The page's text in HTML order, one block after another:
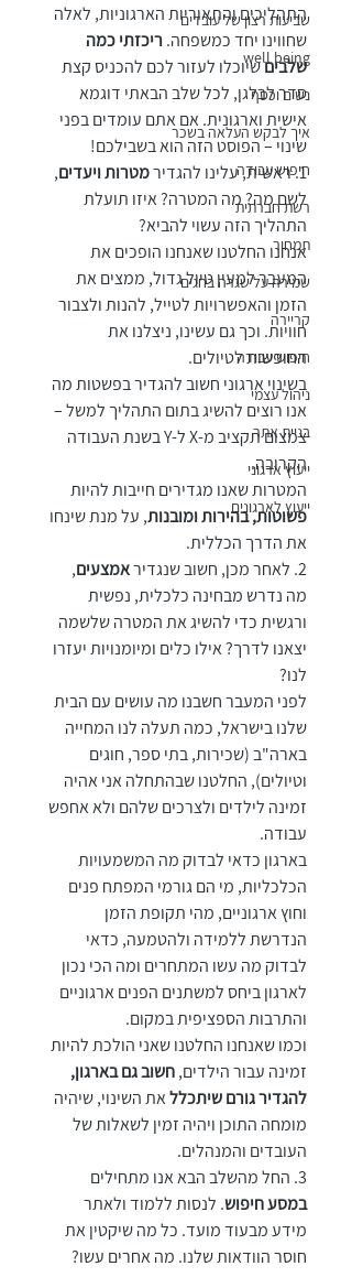
שביעות רצון של עובדים
well being
נשים וכסף
איך לבקש העלאה בשכר
חיפוש עבודה
רשת חברתית
תמחור
שמירה על שגרה בחגים
קריירה
חיפוש עבודה
ניהול עצמי
בניית אתר
ייעוץ ארגוני
ייעוץ לארגונים
התהליכים והתאוריות הארגוניות, לאלה
שחווינו יחד כמשפחה. ריכזתי כמה
שלבים שיוכלו לעזור לכם להכניס קצת
סדר לבלגן, לכל שלב הבאתי דוגמא
אישית וארגונית. אם אתם עומדים בפני
שינוי – הפוסט הזה הוא בשבילכם!
1. ראשית, עלינו להגדיר
מטרות ויעדים,
לשם מה? מה המטרה? איזו תועלת
התהליך הזה עשוי להביא?
אנחנו החלטנו שאנחנו הופכים את
המעבר למעין טיול גדול, ממצים את
הזמן והאפשרויות לטייל, להנות ולצבור
חוויות. וכך גם עשינו, ניצלנו את
החופשות לטיולים.
בשינוי ארגוני חשוב להגדיר בפשטות מה
אנו רוצים להשיג בתום התהליך למשל –
צמצום תקציב מ-X ל-Y בשנת העבודה
הקרובה.
המטרות שאנו מגדירים חייבות להיות
פשוטות, בהירות ומובנות, על מנת שינחו
את הדרך הכללית.
2. לאחר מכן, חשוב שנגדיר
אמצעים,
מה נדרש מבחינה כלכלית, נפשית
ורגשית כדי להשיג את המטרה שלשמה
יצאנו לדרך? אילו כלים ומיומנויות יעזרו
לנו?
לפני המעבר חשבנו מה עושים עם הבית
שלנו בישראל, כמה תעלה לנו המחייה
בארה"ב (שכירות, בתי ספר, חוגים
וטיולים), החלטנו שבהתחלה אני אהיה
זמינה לילדים ולצרכים שלהם ולא אחפש
עבודה.
בארגון כדאי לבדוק מה המשמעויות
הכלכליות, מי הם גורמי המפתח פנים
וחוץ ארגוניים, מהי תקופת הזמן
הנדרשת ללמידה ולהטמעה, כדאי
לבדוק מה עשו המתחרים ומה הכי נכון
לארגון ביחס למשתנים הפנים ארגוניים
והתרבות הספציפית במקום.
וכמו שאנחנו החלטנו שאני הולכת להיות
זמינה עבור הילדים, חשוב גם בארגון,
להגדיר גורם שיתכלל את השינוי, שיהיה
מומחה התוכן ויהיה זמין לשאלות של
העובדים והמנהלים.
3. החל מהשלב הבא אנו מתחילים
במסע חיפוש. לנסות ללמוד ולאתר
מידע מבעוד מועד. כל מה שיקטין את
חוסר הוודאות שלנו. מה אחרים עשו?